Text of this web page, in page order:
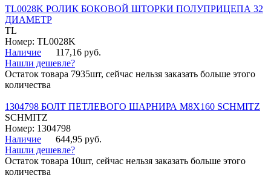
TL0028K РОЛИК БОКОВОЙ ШТОРКИ ПОЛУПРИЦЕПА 32
ДИАМЕТР
TL
Номер: TL0028K
Наличие
117,16 руб.
Нашли дешевле?
Остаток товара 7935шт, сейчас нельзя заказать больше этого
количества
1304798 БОЛТ ПЕТЛЕВОГО ШАРНИРА М8Х160 SCHMITZ
SCHMITZ
Номер: 1304798
Наличие
644,95 руб.
Нашли дешевле?
Остаток товара 10шт, сейчас нельзя заказать больше этого
количества